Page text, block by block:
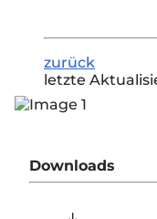
zurück
letzte
Downloads